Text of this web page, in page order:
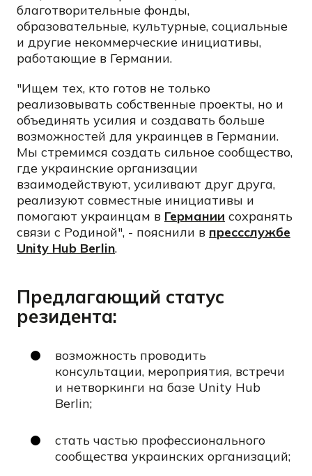
благотворительные фонды,
образовательные, культурные, социальные
и другие некоммерческие инициативы,
работающие в Германии.
"Ищем тех, кто готов не только
реализовывать собственные проекты, но и
объединять усилия и создавать больше
возможностей для украинцев в Германии.
Мы стремимся создать сильное сообщество,
где украинские организации
взаимодействуют, усиливают друг друга,
реализуют совместные инициативы и
помогают украинцам в Германии сохранять
связи с Родиной", - пояснили в прессслужбе
Unity Hub Berlin.
Предлагающий статус
резидента:
возможность проводить
консультации, мероприятия, встречи
и нетворкинги на базе Unity Hub
Berlin;
стать частью профессионального
сообщества украинских организаций;